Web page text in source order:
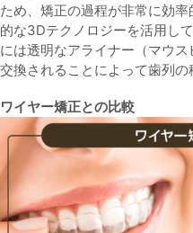
ため、矯正の過程が非常に効
的な3Dテクノロジーを活用し
には透明なアライナー（マウ
交換されることによって歯列の
ワイヤー矯正との比較